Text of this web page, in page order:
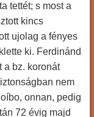
tettét; s most a
kincs
ujolag a fényes
ki. Ferdinánd
a bz. koronát
nem
onnan, pedig
72 évig majd